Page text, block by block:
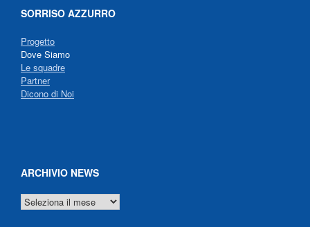
SORRISO AZZURRO
Progetto
Dove Siamo
Le squadre
Partner
Dicono di Noi
ARCHIVIO NEWS
ARCHIVIO
NEWS